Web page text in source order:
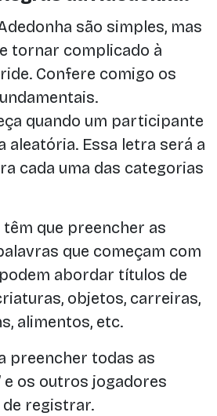
são simples, mas
tornar complicado à
Confere comigo os
quando um participante
aleatória. Essa letra será a
cada uma das categorias
que preencher as
que começam com
abordar títulos de
objetos, carreiras,
alimentos, etc.
preencher todas as
e os outros jogadores
registrar.